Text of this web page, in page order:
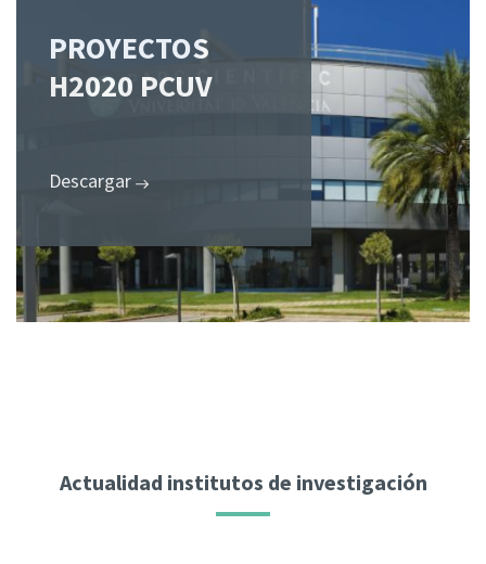
PROYECTOS
H2020 PCUV
Descargar
Actualidad institutos de investigación